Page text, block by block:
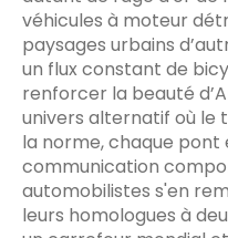
véhicules à moteur
paysages urbains
un flux constant de
renforcer la beauté
univers alternatif où le
la norme, chaque pont
communication
automobilistes s'en
leurs homologues à